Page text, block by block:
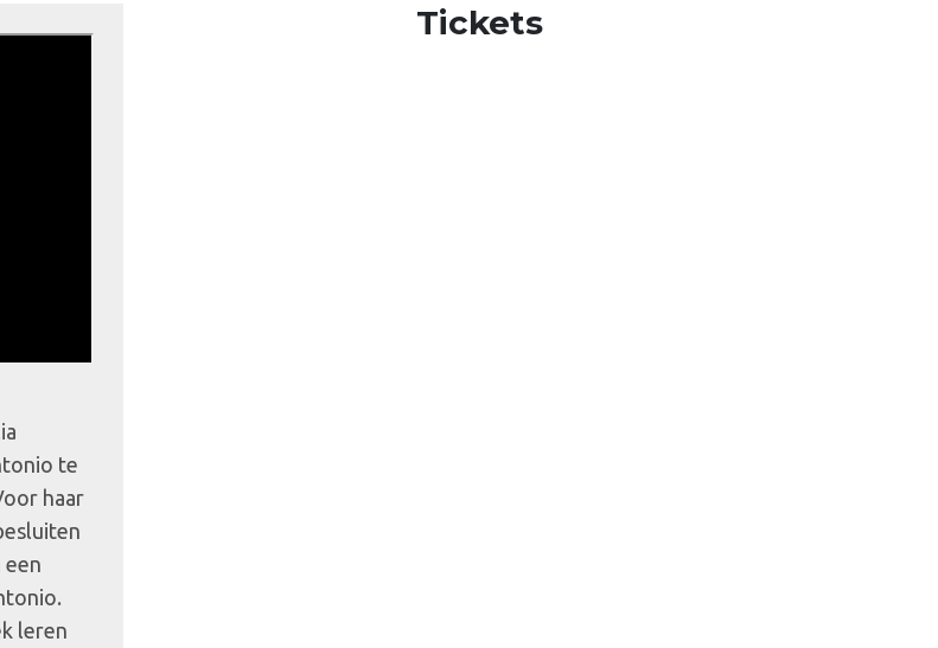
te
haar
een
leren
Tickets